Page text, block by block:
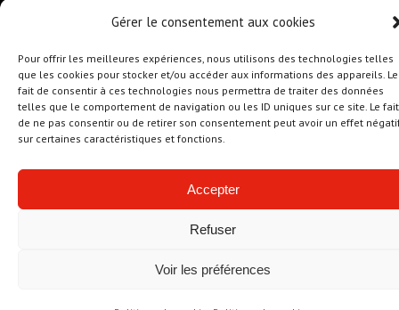
Gérer le consentement aux cookies
Pour offrir les meilleures expériences, nous utilisons des technologies telles
que les cookies pour stocker et/ou accéder aux informations des appareils. Le
fait de consentir à ces technologies nous permettra de traiter des données
telles que le comportement de navigation ou les ID uniques sur ce site. Le fait
de ne pas consentir ou de retirer son consentement peut avoir un effet
sur certaines caractéristiques et fonctions.
Accepter
Refuser
Voir les préférences